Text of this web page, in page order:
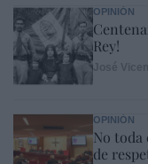
OPINIÓN
Rey!
OPINIÓN
No
de